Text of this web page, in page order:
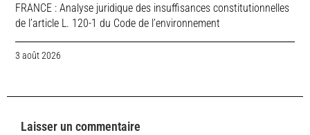
FRANCE : Analyse juridique des insuffisances constitutionnelles
de l’article L. 120-1 du Code de l’environnement
3 août 2026
Laisser un commentaire